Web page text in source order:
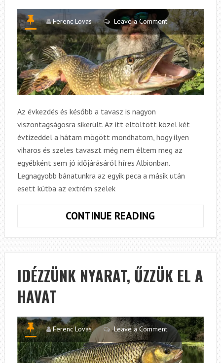
Ferenc Lovas Leave a Comment
Az évkezdés és később a tavasz is nagyon
viszontagságosra sikerült. Az itt eltöltött közel két
évtizeddel a hátam mögött mondhatom, hogy ilyen
viharos és szeles tavaszt még nem éltem meg az
egyébként sem jó időjárásáról híres Albionban.
Legnagyobb bánatunkra az egyik peca a másik után
esett kútba az extrém szelek
CONTINUE READING
ÉS
NAGYMENŐ
JERKEVŐK
IDÉZZÜNK NYARAT, ŰZZÜK EL A
HAVAT
Ferenc Lovas Leave a Comment